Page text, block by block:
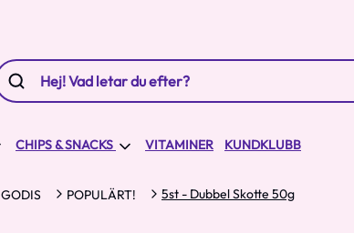
CHIPS & SNACKS VITAMINER KUNDKLUBB
GODIS POPULÄRT! 5st - Dubbel Skotte 50g